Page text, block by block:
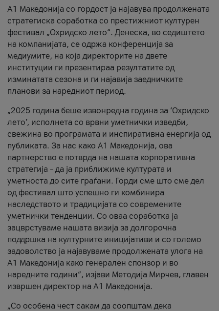
A1 Македонија со гордост ја најавува продолжената
стратегиска соработка со престижниот културен
фестивал „Охридско лето“. Денеска, во седиштето
на компанијата, се одржа конференција за
медиумите, на која директорите на двете
институции ги презентираа резултатите од
изминатата сезона и ги најавија заедничките
планови за наредниот период.
„2025 година беше извонредна година за ‘Охридско
лето’, исполнета со врвни уметнички изведби,
свежина во програмата и инспиративна енергија од
публиката. За нас како A1 Македонија, ова
партнерство е потврда на нашата корпоративна
стратегија – да ја приближиме културата и
уметноста до сите граѓани. Горди сме што сме дел
од фестивал што успешно ги комбинира
наследството и традицијата со современите
уметнички тенденции. Со оваа соработка ја
зацврстуваме нашата визија за долгорочна
поддршка на културните иницијативи и со големо
задоволство ја најавуваме продолжената улога на
A1 Македонија како генерален спонзор и во
наредните години“, изјави Методија Мирчев, главен
извршен директор на A1 Македонија.
„Со особена чест сакам да соопштам дека